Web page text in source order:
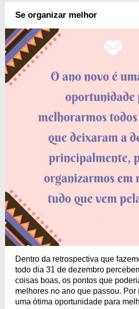
Se organizar melhor
Dentro da retrospectiva que
todo dia 31 de dezembro
coisas boas, os pontos que
melhores no ano que passou. Por
uma ótima oportunidade para